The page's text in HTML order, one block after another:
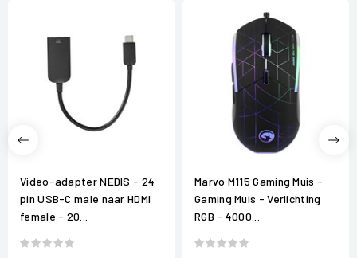
Video-adapter NEDIS - 24
pin USB-C male naar HDMI
female - 20...
Marvo M115 Gaming Muis -
Gaming Muis - Verlichting
RGB - 4000...